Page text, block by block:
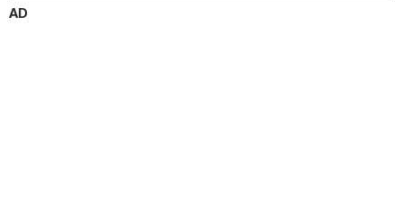
AD